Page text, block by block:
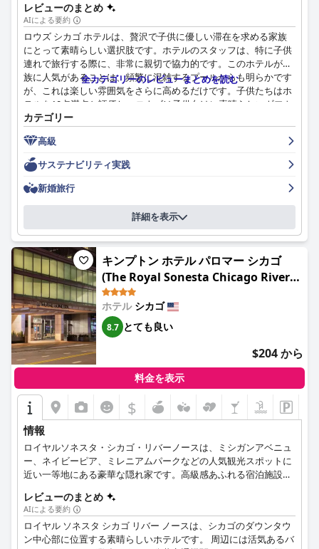
ーバーバイローズシカゴホテルなどの様々な施設で、本格的な食
の体験をお約束します。また、31,000平方フィートの屋内外ミー
ティングスペースを備え、受賞歴のあるサービスであらゆる規模
のイベントに対応します。ご宿泊のお客様には、無料の靴磨きや
経験豊富なコンシェルジュによるサポートなど、パーソナルなサ
ービスをご提供し、快適で思い出に残るご宿泊をお約束します。
レビューのまとめ
AIによる要約
ロウズ シカゴ ホテルは、贅沢で子供に優しい滞在を求める家族
にとって素晴らしい選択肢です。ホテルのスタッフは、特に子供
連れで旅行する際に、非常に親切で協力的です。このホテルが家
族に人気があることは、頻繁に混雑するプールからも明らかです
が、これは楽しい雰囲気をさらに高めるだけです。子供たちはホ
テルを10点満点と評価し、ロウズは子供向けに素晴らしいギフト
を豊富に用意しています。一部のゲストは、部屋に無料の水が用
意されていなかったり、部屋が4人家族には少し狭かったりする
と指摘しましたが、これらは全体的な肯定的な体験に比べれば些
細な問題でした。お子様はきっと楽しい時間を過ごし、ロウズ シ
カゴ ホテルで新しい友達を作ることができるでしょう。
全カテゴリーのレビューまとめを読む
カテゴリー
高級
サステナビリティ実践
新婚旅行
詳細を表示
キンプトン ホテル パロマー シカゴ
(The Royal Sonesta Chicago River
North)
ホテル シカゴ
8.7 とても良い
$204 から
料金を表示
$
情報
ロイヤルソネスタ・シカゴ・リバーノースは、ミシガンアベニュ
ー、ネイビーピア、ミレニアムパークなどの人気観光スポットに
近い一等地にある豪華な隠れ家です。高級感あふれる宿泊施設、
ーをご利用いただけます。ホテル内には、アメリカ料理とクラフ
トカクテルを提供するCBRがあり、8,000平方フィート以上の多目
的な会議・イベントスペースからは、素晴らしい街の景色が楽し
めます。さらに、屋内温水プール、屋外サンデッキ、便利な駐車
レビューのまとめ
AIによる要約
ロイヤル ソネスタ シカゴ リバー ノースは、シカゴのダウンタウ
ン中心部に位置する素晴らしいホテルです。 周辺には活気あるバ